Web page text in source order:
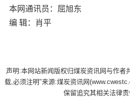
本网通讯员：屈旭东
编 辑：肖平
声明:本网站新闻版权归煤炭资讯网与作者
载,必须注明"来源:煤炭资讯网
保留追究其相关法律责